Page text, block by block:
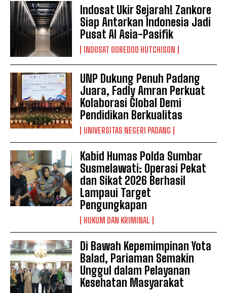
Indosat Ukir Sejarah! Zankore
Siap Antarkan Indonesia Jadi
Pusat AI Asia-Pasifik
INDOSAT OOREDOO HUTCHISON
UNP Dukung Penuh Padang
Juara, Fadly Amran Perkuat
Kolaborasi Global Demi
Pendidikan Berkualitas
UNIVERSITAS NEGERI PADANG
Kabid Humas Polda Sumbar
Susmelawati: Operasi Pekat
dan Sikat 2026 Berhasil
Lampaui Target
Pengungkapan
HUKUM DAN KRIMINAL
Di Bawah Kepemimpinan Yota
Balad, Pariaman Semakin
Unggul dalam Pelayanan
Kesehatan Masyarakat